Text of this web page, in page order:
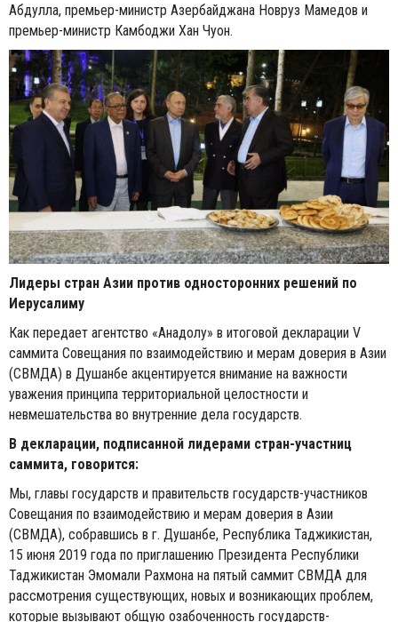
Абдулла, премьер-министр Азербайджана Новруз Мамедов и
премьер-министр Камбоджи Хан Чуон.
Лидеры стран Азии против односторонних решений по
Иерусалиму
Как передает агентство «Анадолу» в итоговой декларации V
саммита Совещания по взаимодействию и мерам доверия в Азии
(СВМДА) в Душанбе акцентируется внимание на важности
уважения принципа территориальной целостности и
невмешательства во внутренние дела государств.
В декларации, подписанной лидерами стран-участниц
саммита, говорится:
Мы, главы государств и правительств государств-участников
Совещания по взаимодействию и мерам доверия в Азии
(СВМДА), собравшись в г. Душанбе, Республика Таджикистан,
15 июня 2019 года по приглашению Президента Республики
Таджикистан Эмомали Рахмона на пятый саммит СВМДА для
рассмотрения существующих, новых и возникающих проблем,
которые вызывают общую озабоченность государств-